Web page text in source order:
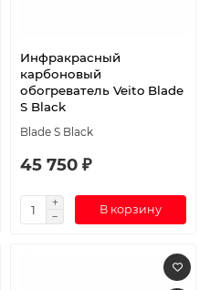
Инфракрасный
карбоновый
обогреватель Veito Blade
S Black
Blade S Black
45 750 ₽
В корзину